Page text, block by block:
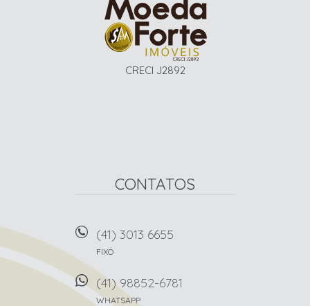
CRECI J2892
CONTATOS
(41) 3013 6655
FIXO
(41) 98852-6781
WHATSAPP